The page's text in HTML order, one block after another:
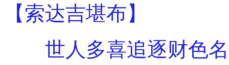
【索达吉堪布】
世人多喜追逐财色名